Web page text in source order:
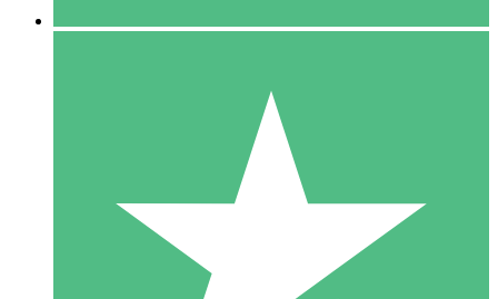
10 Downloads
20 00